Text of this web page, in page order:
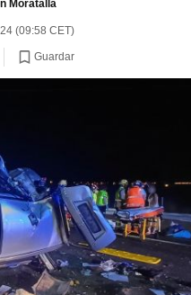
Moratalla
(09:58 CET)
Guardar